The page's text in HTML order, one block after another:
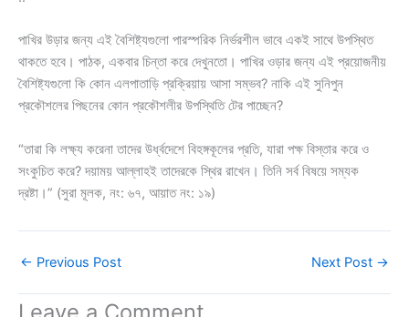
পাখির উড়ার জন্য এই বৈশিষ্ট্যগুলো পারস্পরিক নির্ভরশীল ভাবে একই সাথে উপস্থিত
থাকতে হবে। পাঠক, একবার চিন্তা করে দেখুনতো। পাখির ওড়ার জন্য এই প্রয়োজনীয়
বৈশিষ্ট্যগুলো কি কোন এলপাতাড়ি প্রক্রিয়ায় আসা সম্ভব? নাকি এই সুনিপুন
প্রকৌশলের পিছনের কোন প্রকৌশলীর উপস্থিতি টের পাচ্ছেন?
“তারা কি লক্ষ্য করেনা তাদের উর্ধ্বদেশে বিহঙ্গকূলের প্রতি, যারা পক্ষ বিস্তার করে ও
সংকুচিত করে? দয়াময় আল্লাহই তাদেরকে স্থির রাখেন। তিনি সর্ব বিষয়ে সম্যক
দ্রষ্টা।” (সুরা মূলক, নং: ৬৭, আয়াত নং: ১৯)
← Previous Post Next Post →